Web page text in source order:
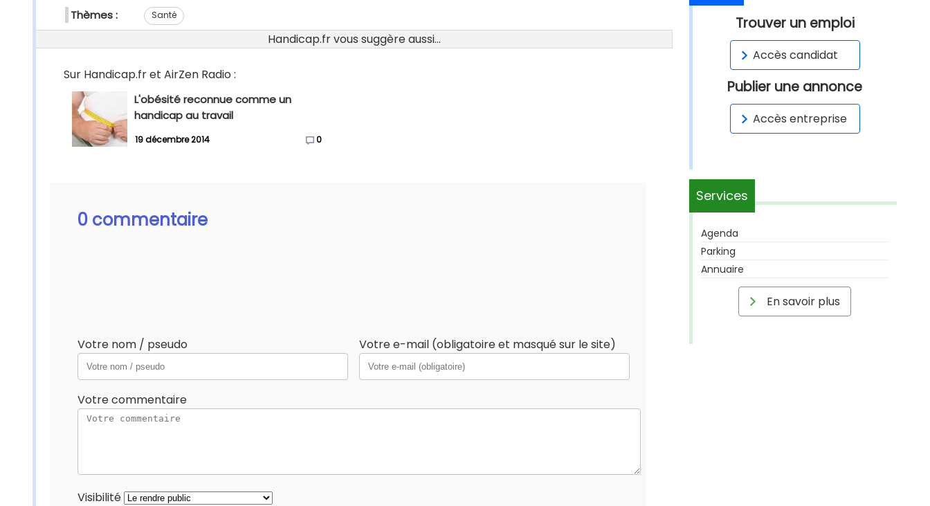
Thèmes : Santé
Handicap.fr vous suggère aussi...
Sur Handicap.fr et AirZen Radio :
L'obésité reconnue comme un
handicap au travail
19 décembre 2014 0
0 commentaire
Votre nom / pseudo Votre e-mail (obligatoire et masqué sur le site)
Votre commentaire
Visibilité
Trouver un emploi
Accès candidat
Publier une annonce
Accès entreprise
Services
Agenda
Parking
Annuaire
En savoir plus